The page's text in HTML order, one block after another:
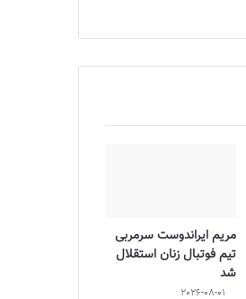
مریم ایراندوست سرمربی
تیم فوتبال زنان استقلال
شد
2026-08-01